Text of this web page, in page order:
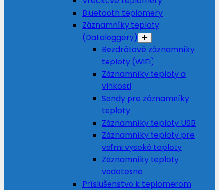
Bluetooth teplomery
Záznamníky teploty
(Dataloggery)
Bezdrôtové záznamníky
teploty (WiFi)
Záznamníky teploty a
vlhkosti
Sondy pre záznamníky
teploty
Záznamníky teploty USB
Záznamníky teploty pre
veľmi vysoké teploty
Záznamníky teploty
vodotesné
Príslušenstvo k teplomerom